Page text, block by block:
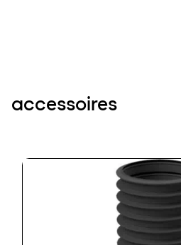
accessoires